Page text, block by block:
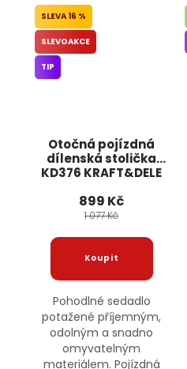
Otočná pojízdná
dílenská stolička
KD376 KRAFT&DELE
16 %
SLEVOAKCE
TIP
899 Kč
1 077 Kč
Pohodlné sedadlo
potažené příjemným,
odolným a snadno
omyvatelným
materiálem. Pojízdná